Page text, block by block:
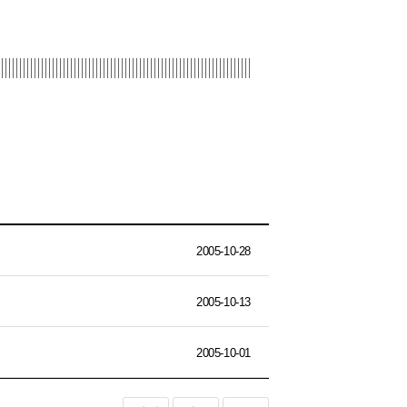
2005-10-28
2005-10-13
2005-10-01